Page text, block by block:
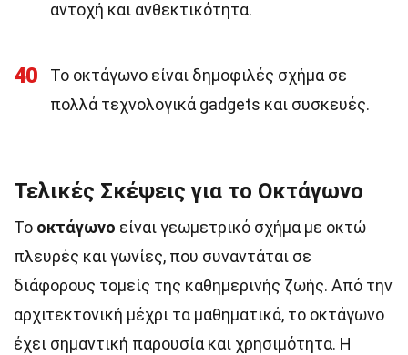
αντοχή και ανθεκτικότητα.
40
Το οκτάγωνο είναι δημοφιλές σχήμα σε
πολλά τεχνολογικά gadgets και συσκευές.
Τελικές Σκέψεις για το Οκτάγωνο
Το οκτάγωνο είναι γεωμετρικό σχήμα με οκτώ
πλευρές και γωνίες, που συναντάται σε
διάφορους τομείς της καθημερινής ζωής. Από την
αρχιτεκτονική μέχρι τα μαθηματικά, το οκτάγωνο
έχει σημαντική παρουσία και χρησιμότητα. Η